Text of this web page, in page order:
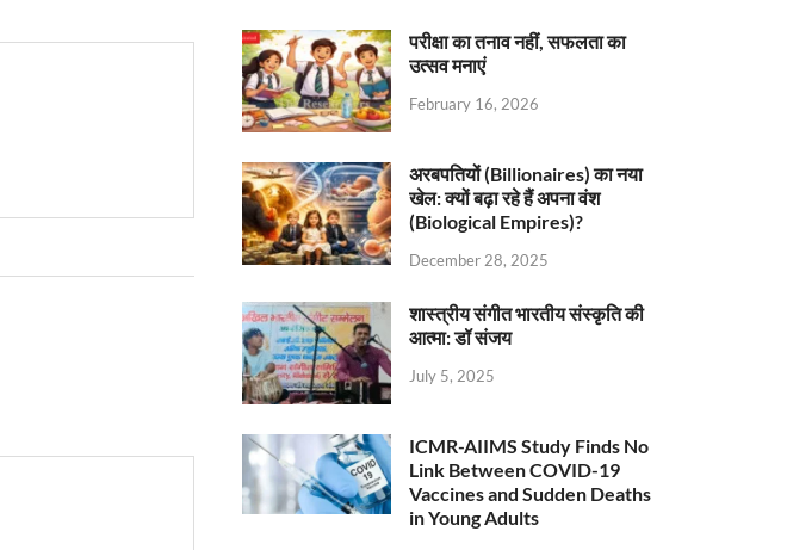
परीक्षा का तनाव नहीं, सफलता का
उत्सव मनाएं
February 16, 2026
अरबपतियों (Billionaires) का नया
खेल: क्यों बढ़ा रहे हैं अपना वंश
(Biological Empires)?
December 28, 2025
शास्त्रीय संगीत भारतीय संस्कृति की
आत्मा: डॉ संजय
July 5, 2025
ICMR-AIIMS Study Finds No
Link Between COVID-19
Vaccines and Sudden Deaths
in Young Adults